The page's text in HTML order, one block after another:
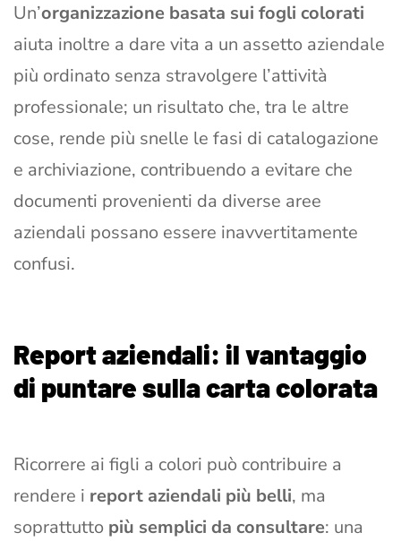
Un’organizzazione basata sui fogli colorati
aiuta inoltre a dare vita a un assetto aziendale
più ordinato senza stravolgere l’attività
professionale; un risultato che, tra le altre
cose, rende più snelle le fasi di catalogazione
e archiviazione, contribuendo a evitare che
documenti provenienti da diverse aree
aziendali possano essere inavvertitamente
confusi.
Report aziendali: il vantaggio
di puntare sulla carta colorata
Ricorrere ai figli a colori può contribuire a
rendere i report aziendali più belli, ma
soprattutto più semplici da consultare: una